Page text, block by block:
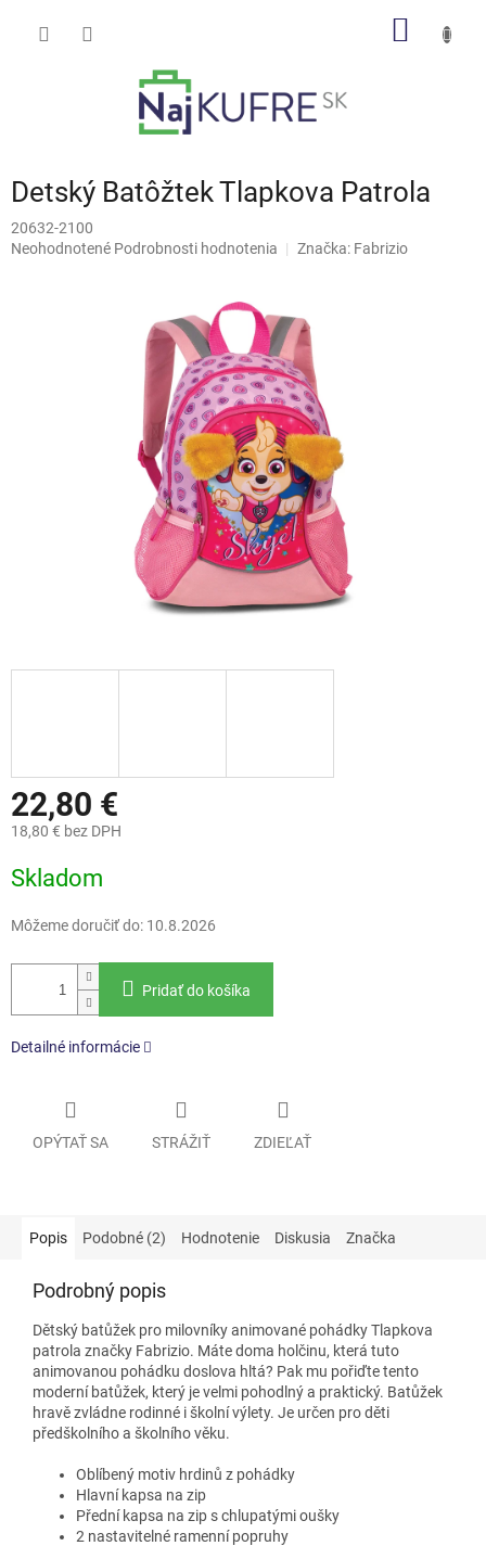
Detský Batôžtek Tlapkova Patrola
20632-2100
Priemerné
Neohodnotené Podrobnosti hodnotenia Značka: Fabrizio
22,80 €
18,80 € bez DPH
cena:
Skladom
Môžeme doručiť do: 10.8.2026
Pridať do košíka
Detailné informácie
OPÝTAŤ SA STRÁŽIŤ ZDIEĽAŤ
Popis Podobné (2) Hodnotenie Diskusia Značka
Podrobný popis
Dětský batůžek pro milovníky animované pohádky Tlapkova
patrola značky Fabrizio. Máte doma holčinu, která tuto
animovanou pohádku doslova hltá? Pak mu pořiďte tento
moderní batůžek, který je velmi pohodlný a praktický. Batůžek
hravě zvládne rodinné i školní výlety. Je určen pro děti
předškolního a školního věku.
Oblíbený motiv hrdinů z pohádky
Hlavní kapsa na zip
Přední kapsa na zip s chlupatými oušky
2 nastavitelné ramenní popruhy